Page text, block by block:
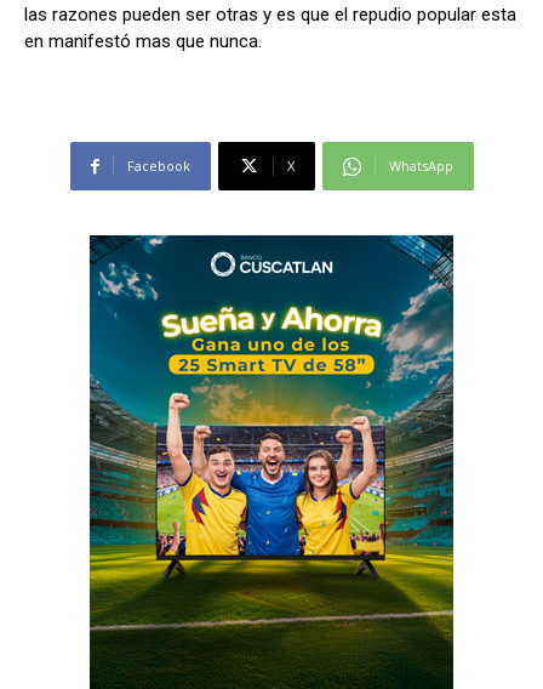
las razones pueden ser otras y es que el repudio popular esta
en manifestó mas que nunca.
Facebook X WhatsApp